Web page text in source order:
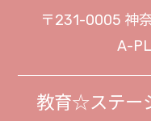
〒231-0005 神
A-
教育☆ステー